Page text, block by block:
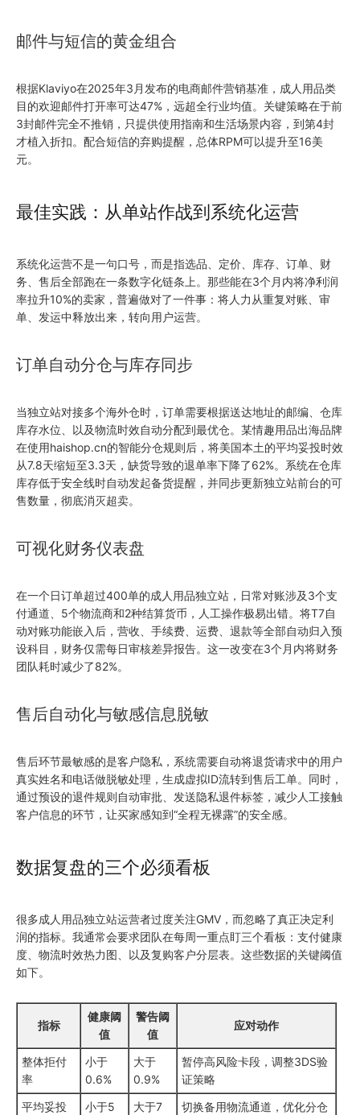
邮件与短信的黄金组合
根据Klaviyo在2025年3月发布的电商邮件营销基准，成人用品类
目的欢迎邮件打开率可达47%，远超全行业均值。关键策略在于前
3封邮件完全不推销，只提供使用指南和生活场景内容，到第4封
才植入折扣。配合短信的弃购提醒，总体RPM可以提升至16美
元。
最佳实践：从单站作战到系统化运营
系统化运营不是一句口号，而是指选品、定价、库存、订单、财
务、售后全部跑在一条数字化链条上。那些能在3个月内将净利润
率拉升10%的卖家，普遍做对了一件事：将人力从重复对账、审
单、发运中释放出来，转向用户运营。
订单自动分仓与库存同步
当独立站对接多个海外仓时，订单需要根据送达地址的邮编、仓库
库存水位、以及物流时效自动分配到最优仓。某情趣用品出海品牌
在使用haishop.cn的智能分仓规则后，将美国本土的平均妥投时效
从7.8天缩短至3.3天，缺货导致的退单率下降了62%。系统在仓库
库存低于安全线时自动发起备货提醒，并同步更新独立站前台的可
售数量，彻底消灭超卖。
可视化财务仪表盘
在一个日订单超过400单的成人用品独立站，日常对账涉及3个支
付通道、5个物流商和2种结算货币，人工操作极易出错。将T7自
动对账功能嵌入后，营收、手续费、运费、退款等全部自动归入预
设科目，财务仅需每日审核差异报告。这一改变在3个月内将财务
团队耗时减少了82%。
售后自动化与敏感信息脱敏
售后环节最敏感的是客户隐私，系统需要自动将退货请求中的用户
真实姓名和电话做脱敏处理，生成虚拟ID流转到售后工单。同时，
通过预设的退件规则自动审批、发送隐私退件标签，减少人工接触
客户信息的环节，让买家感知到“全程无裸露”的安全感。
数据复盘的三个必须看板
很多成人用品独立站运营者过度关注GMV，而忽略了真正决定利
润的指标。我通常会要求团队在每周一重点盯三个看板：支付健康
度、物流时效热力图、以及复购客户分层表。这些数据的关键阈值
如下。
指标
健康阈
值
警告阈
值
应对动作
整体拒付
率
小于
0.6%
大于
0.9%
暂停高风险卡段，调整3DS验
证策略
平均妥投
小于5
大于7
切换备用物流通道，优化分仓